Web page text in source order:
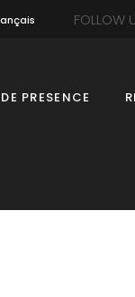
FOLLOW
PRESENCE